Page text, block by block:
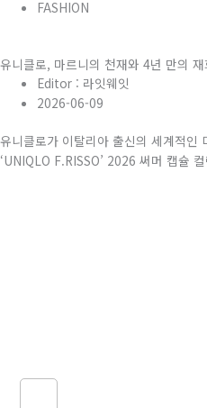
FASHION
유니클로, 마르니의 천재와 4년 만의 재
Editor : 라잇웨잇
2026-06-09
유니클로가 이탈리아 출신의 세계적인
‘UNIQLO F.RISSO’ 2026 써머 캡슐